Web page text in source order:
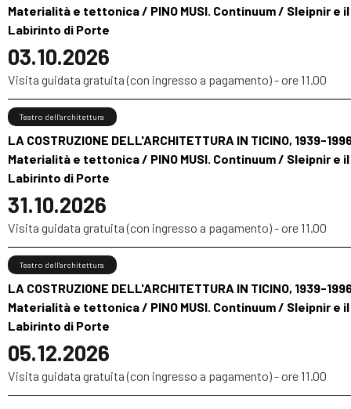
Materialità e tettonica / PINO MUSI. Continuum / Sleipnir e il
Labirinto di Porte
03.10.2026
Visita guidata gratuita (con ingresso a pagamento) - ore 11.00
LA COSTRUZIONE DELL'ARCHITETTURA IN TICINO, 1939-
Materialità e tettonica / PINO MUSI. Continuum / Sleipnir e il
Labirinto di Porte
31.10.2026
Teatro dell'architettura
Visita guidata gratuita (con ingresso a pagamento) - ore 11.00
LA COSTRUZIONE DELL'ARCHITETTURA IN TICINO, 1939-
Materialità e tettonica / PINO MUSI. Continuum / Sleipnir e il
Labirinto di Porte
05.12.2026
Teatro dell'architettura
Visita guidata gratuita (con ingresso a pagamento) - ore 11.00